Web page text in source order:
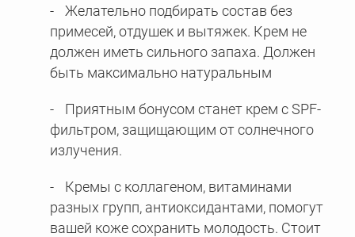
Желательно подбирать состав без
примесей, отдушек и вытяжек. Крем не
должен иметь сильного запаха. Должен
быть максимально натуральным
Приятным бонусом станет крем с SPF-
фильтром, защищающим от солнечного
излучения.
Кремы с коллагеном, витаминами
разных групп, антиоксидантами, помогут
вашей коже сохранить молодость. Стоит